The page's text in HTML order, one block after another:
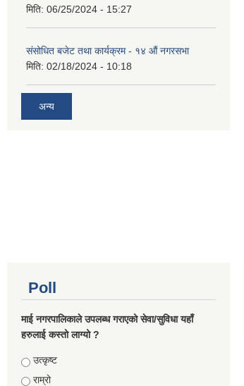
मिति: 06/25/2024 - 15:27
संसोधित बजेट तथा कार्यक्रम - १४ औं नगरसभा
मिति: 02/18/2024 - 10:18
अन्य
Poll
माई नगरपालिकाले उपलब्ध गराएको सेवा/सुविधा यहाँ
हरुलाई कस्तो लाग्यो ?
Choices
उत्कृष्ट
राम्रो